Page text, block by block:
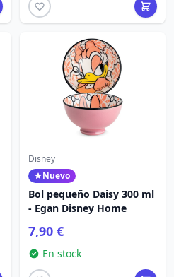
Disney
Nuevo
Bol pequeño Daisy 300 ml
- Egan Disney Home
7,90 €
En stock